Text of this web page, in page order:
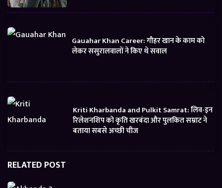
Gauahar Khan Career: गौहर खान के काम को
लेकर ससुरालवालों ने किए थे सवाल
Kriti Kharbanda and Pulkit Samrat: लिव-इन
रिलेशनशिप को कृति खरबंदा और पुलकित सम्राट ने
बताया सबसे अच्छी चीज
RELATED POST